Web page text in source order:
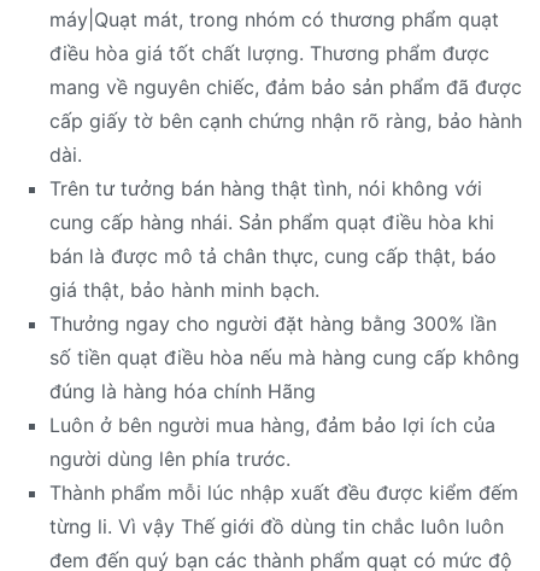
máy|Quạt mát, trong nhóm có thương phẩm quạt
điều hòa giá tốt chất lượng. Thương phẩm được
mang về nguyên chiếc, đảm bảo sản phẩm đã được
cấp giấy tờ bên cạnh chứng nhận rõ ràng, bảo hành
dài.
Trên tư tưởng bán hàng thật tình, nói không với
cung cấp hàng nhái. Sản phẩm quạt điều hòa khi
bán là được mô tả chân thực, cung cấp thật, báo
giá thật, bảo hành minh bạch.
Thưởng ngay cho người đặt hàng bằng 300% lần
số tiền quạt điều hòa nếu mà hàng cung cấp không
đúng là hàng hóa chính Hãng
Luôn ở bên người mua hàng, đảm bảo lợi ích của
người dùng lên phía trước.
Thành phẩm mỗi lúc nhập xuất đều được kiểm đếm
từng li. Vì vậy Thế giới đồ dùng tin chắc luôn luôn
đem đến quý bạn các thành phẩm quạt có mức độ